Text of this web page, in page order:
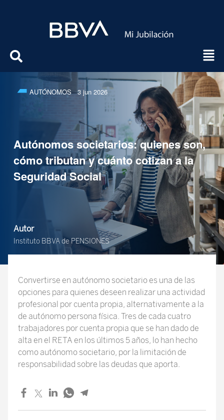
AUTÓNOMOS3 jun 2026
Autónomos societarios: quienes son,
cómo tributan y cuánto cotizan a la
Seguridad Social
Autor
Instituto BBVA de PENSIONES
Convertirse en autónomo societario es una de las
opciones para quienes deseen realizar una actividad
profesional por cuenta propia, alternativamente a la
de autónomo persona física. Tres de cada cuatro
trabajadores por cuenta propia que se han dado de
alta en el RETA en los últimos 5 años, lo han hecho
como autónomo societario, por la limitación de
responsabilidad sobre las deudas que aporta.